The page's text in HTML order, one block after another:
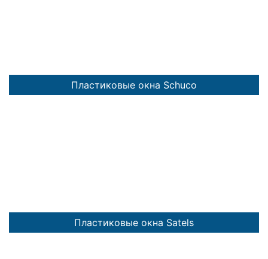
Пластиковые окна Schuco
Пластиковые окна Satels